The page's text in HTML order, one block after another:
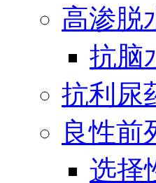
高渗脱
抗脑
抗利尿
良性前
选择